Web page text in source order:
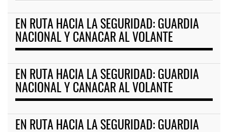
EN RUTA HACIA LA SEGURIDAD: GUARDIA
NACIONAL Y CANACAR AL VOLANTE
EN RUTA HACIA LA SEGURIDAD: GUARDIA
NACIONAL Y CANACAR AL VOLANTE
EN RUTA HACIA LA SEGURIDAD: GUARDIA